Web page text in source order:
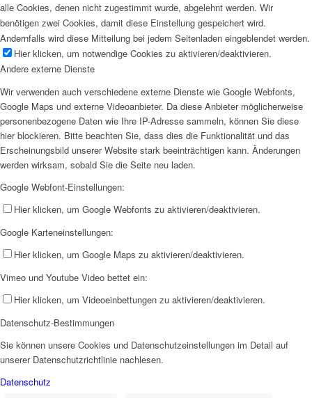
alle Cookies, denen nicht zugestimmt wurde, abgelehnt werden. Wir
benötigen zwei Cookies, damit diese Einstellung gespeichert wird.
Andernfalls wird diese Mitteilung bei jedem Seitenladen eingeblendet werden.
Hier klicken, um notwendige Cookies zu aktivieren/deaktivieren.
Andere externe Dienste
Wir verwenden auch verschiedene externe Dienste wie Google Webfonts,
Google Maps und externe Videoanbieter. Da diese Anbieter möglicherweise
personenbezogene Daten wie Ihre IP-Adresse sammeln, können Sie diese
hier blockieren. Bitte beachten Sie, dass dies die Funktionalität und das
Erscheinungsbild unserer Website stark beeinträchtigen kann. Änderungen
werden wirksam, sobald Sie die Seite neu laden.
Google Webfont-Einstellungen:
Hier klicken, um Google Webfonts zu aktivieren/deaktivieren.
Google Karteneinstellungen:
Hier klicken, um Google Maps zu aktivieren/deaktivieren.
Vimeo und Youtube Video bettet ein:
Hier klicken, um Videoeinbettungen zu aktivieren/deaktivieren.
Datenschutz-Bestimmungen
Sie können unsere Cookies und Datenschutzeinstellungen im Detail auf
unserer Datenschutzrichtlinie nachlesen.
Datenschutz